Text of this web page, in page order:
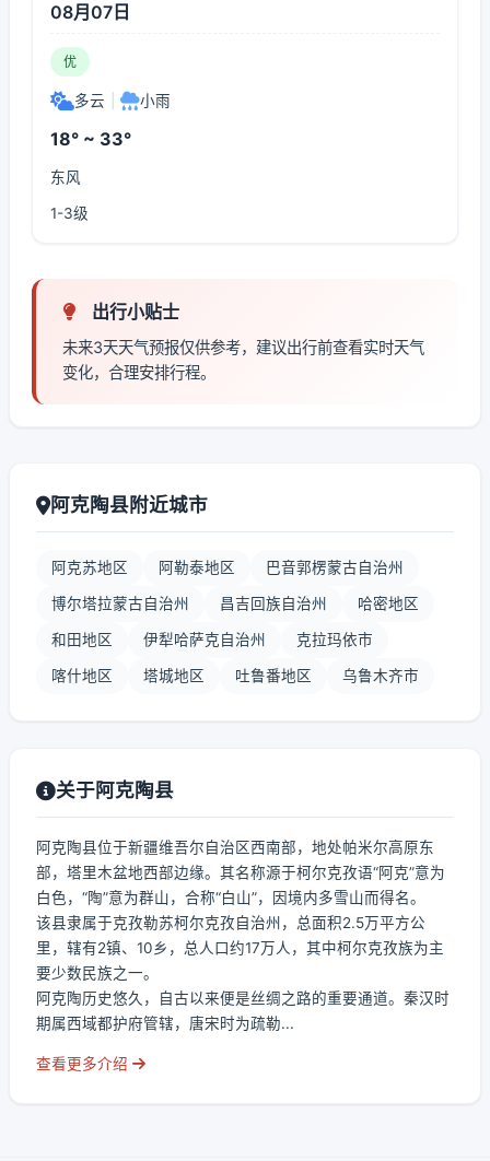
08月07日
优
多云 小雨
18° ~ 33°
东风
1-3级
出行小贴士
未来3天天气预报仅供参考，建议出行前查看实时天气
变化，合理安排行程。
阿克陶县附近城市
阿克苏地区 阿勒泰地区 巴音郭楞蒙古自治州
博尔塔拉蒙古自治州 昌吉回族自治州 哈密地区
和田地区 伊犁哈萨克自治州 克拉玛依市
喀什地区 塔城地区 吐鲁番地区 乌鲁木齐市
关于阿克陶县
阿克陶县位于新疆维吾尔自治区西南部，地处帕米尔高原东
部，塔里木盆地西部边缘。其名称源于柯尔克孜语“阿克”意为
白色，“陶”意为群山，合称“白山”，因境内多雪山而得名。
该县隶属于克孜勒苏柯尔克孜自治州，总面积2.5万平方公
里，辖有2镇、10乡，总人口约17万人，其中柯尔克孜族为主
要少数民族之一。
阿克陶历史悠久，自古以来便是丝绸之路的重要通道。秦汉时
期属西域都护府管辖，唐宋时为疏勒...
查看更多介绍